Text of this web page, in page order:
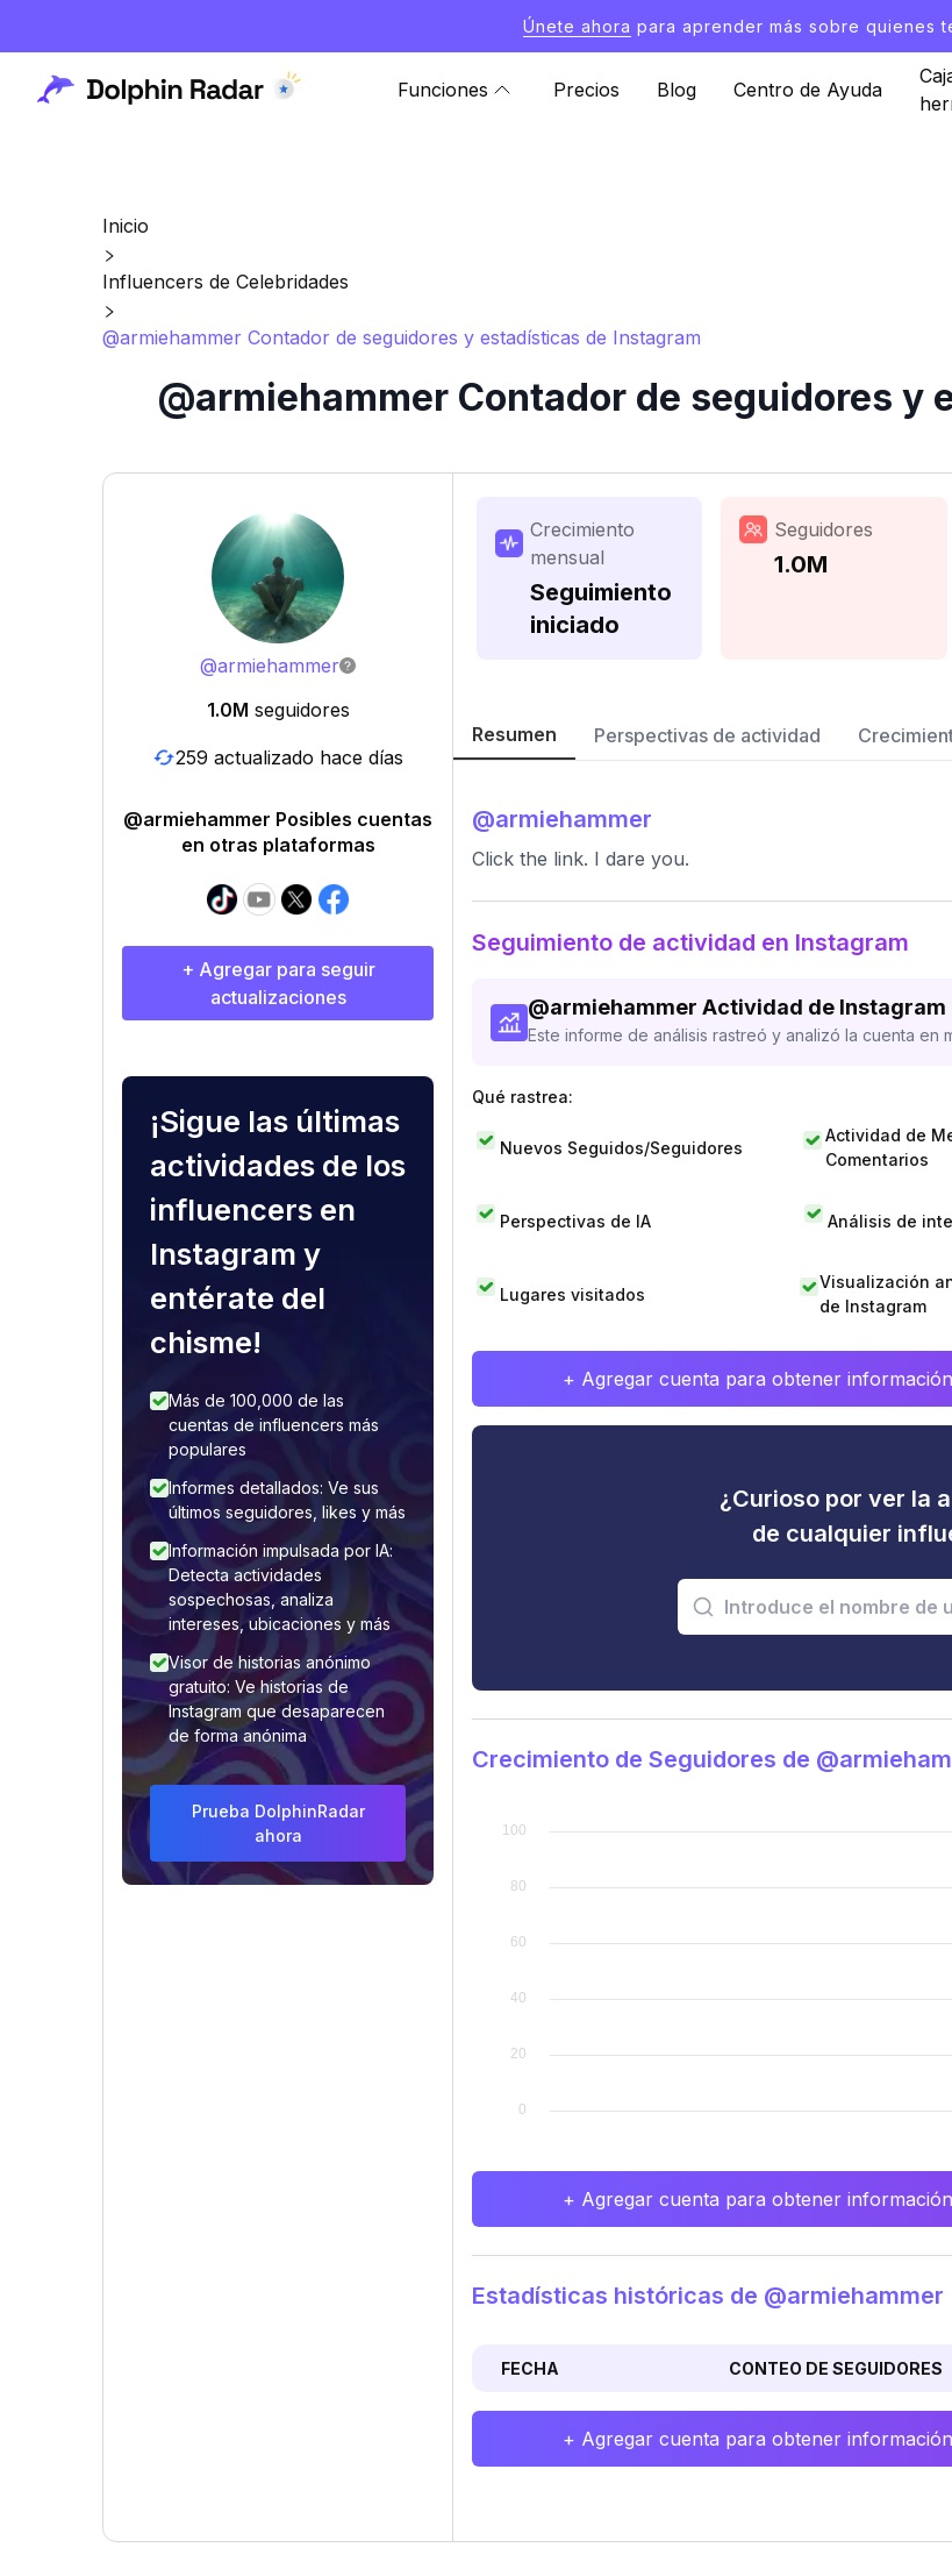
Únete ahora para aprender más sobre quienes
Funciones Precios Blog Centro de Ayuda
Inicio
Influencers de Celebridades
@armiehammer Contador de seguidores y estadísticas de Instagram
@armiehammer Contador de seguidores y
@armiehammer
1.0M seguidores
259 actualizado hace días
@armiehammer Posibles cuentas
en otras plataformas
+ Agregar para seguir
actualizaciones
¡Sigue las últimas
actividades de los
influencers en
Instagram y
entérate del
chisme!
Más de 100,000 de las
cuentas de influencers más
populares
Informes detallados: Ve sus
últimos seguidores, likes y más
Información impulsada por IA:
Detecta actividades
sospechosas, analiza
intereses, ubicaciones y más
Visor de historias anónimo
gratuito: Ve historias de
Instagram que desaparecen
de forma anónima
Prueba DolphinRadar
ahora
Crecimiento
mensual
Seguimiento
iniciado
Seguidores
1.0M
Resumen Perspectivas de actividad
@armiehammer
Click the link. I dare you.
Seguimiento de actividad en Instagram
@armiehammer Actividad de Instagram
Este informe de análisis rastreó y analizó la cuenta en
Qué rastrea:
Nuevos Seguidos/Seguidores
Actividad de
Comentarios
Perspectivas de IA Análisis de
Lugares visitados
Visualización
de Instagram
+ Agregar cuenta para obtener
¿Curioso por ver la
de cualquier
Crecimiento de Seguidores de
+ Agregar cuenta para obtener
Estadísticas históricas de @armiehammer
FECHA CONTEO DE SEGUIDORES
+ Agregar cuenta para obtener